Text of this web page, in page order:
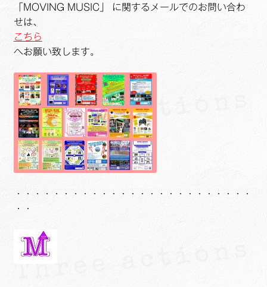
「MOVING MUSIC」 に関するメールでのお問い合わ
せは、
こちら
へお願い致します。
・・・・・・・・・・・・・・・・・・・・・・・・・
・・